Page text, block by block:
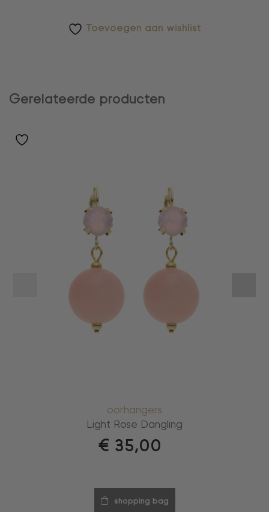
Toevoegen aan wishlist
Gerelateerde producten
oorhangers
Light Rose Dangling
€ 35,00
shopping bag